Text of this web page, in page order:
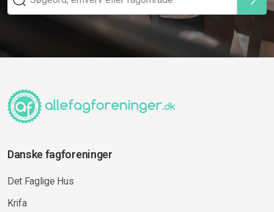
Danske fagforeninger
Det Faglige Hus
Krifa